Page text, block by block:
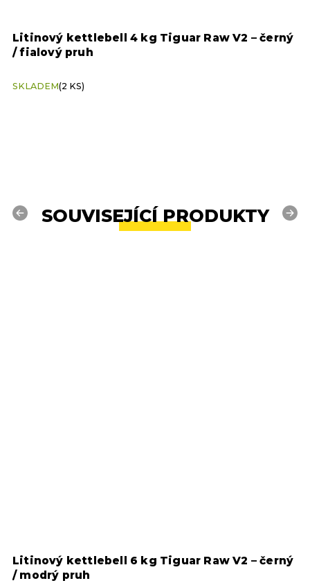
V2 – černý
Litinový kettlebell 6 kg Tiguar Raw
/ modrý pruh
SKLADEM
SOUVISEJÍCÍ PRODUKTY
Previous
Litinový kettlebell 6 kg Tiguar Raw V2 – černý
/ modrý pruh
Next